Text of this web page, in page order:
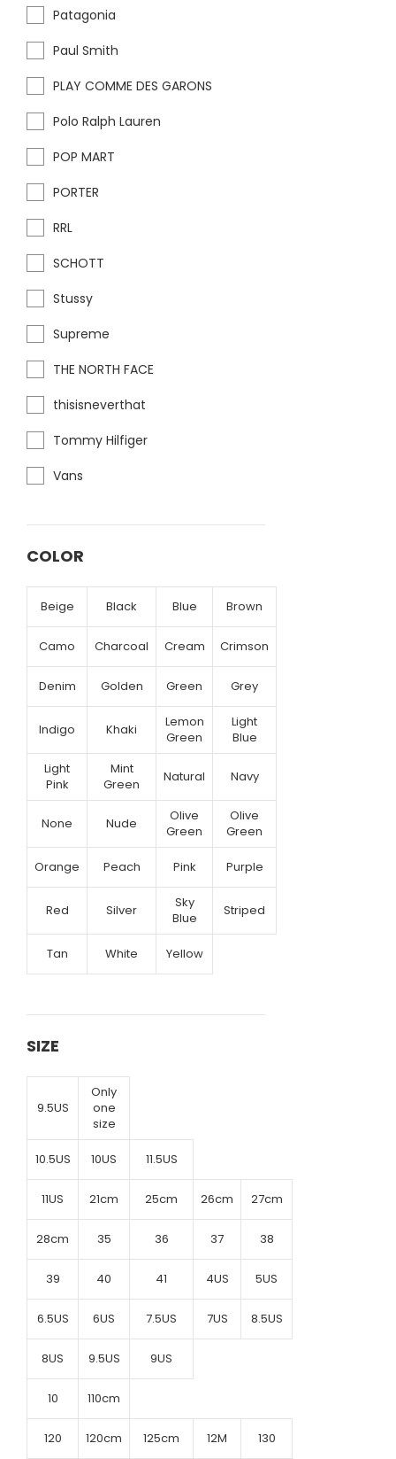
Patagonia
Paul Smith
PLAY COMME DES GARONS
Polo Ralph Lauren
POP MART
PORTER
RRL
SCHOTT
Stussy
Supreme
THE NORTH FACE
thisisneverthat
Tommy Hilfiger
Vans
COLOR
Beige Black Blue Brown
Camo Charcoal Cream Crimson
Denim Golden Green Grey
Indigo Khaki
Lemon
Green
Light
Blue
Light
Pink
Mint
Green
Natural Navy
None Nude
Olive
Green
Olive
Green
Orange Peach Pink Purple
Red Silver
Sky
Blue
Striped
Tan White Yellow
SIZE
9.5US
Only
one
size
10.5US 10US 11.5US
11US 21cm 25cm 26cm 27cm
28cm 35 36 37 38
39 40 41 4US 5US
6.5US 6US 7.5US 7US 8.5US
8US 9.5US 9US
10 110cm
120 120cm 125cm 12M 130